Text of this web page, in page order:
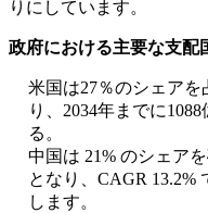
りにしています。
政府における主要な支配
米国は27％のシェアを
り、2034年までに
る。
中国は 21% のシェア
となり、CAGR 13.2%
します。